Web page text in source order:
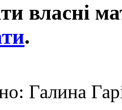
власні
.
Галина